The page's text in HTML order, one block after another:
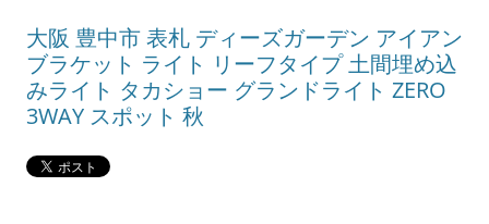
大阪 豊中市 表札 ディーズガーデン アイアン
ブラケット ライト リーフタイプ 土間埋め込
みライト タカショー グランドライト ZERO
3WAY スポット 秋